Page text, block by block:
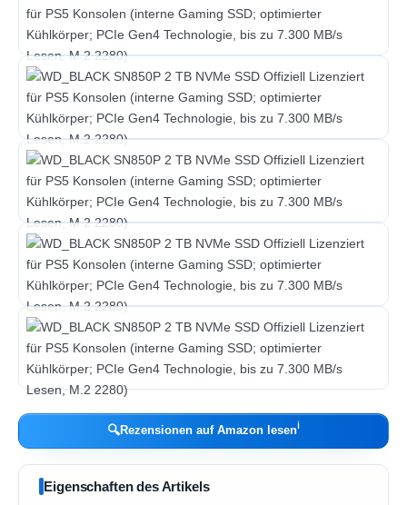
🔍Rezensionen auf Amazon lesenℹ︎
Eigenschaften des Artikels